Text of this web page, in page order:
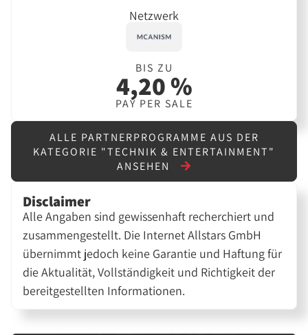
Netzwerk
BIS ZU
4,20 %
PAY PER SALE
ALLE PARTNERPROGRAMME AUS DER
KATEGORIE "TECHNIK & ENTERTAINMENT"
ANSEHEN
Disclaimer
Alle Angaben sind gewissenhaft recherchiert und
zusammengestellt. Die Internet Allstars GmbH
übernimmt jedoch keine Garantie und Haftung für
die Aktualität, Vollständigkeit und Richtigkeit der
bereitgestellten Informationen.